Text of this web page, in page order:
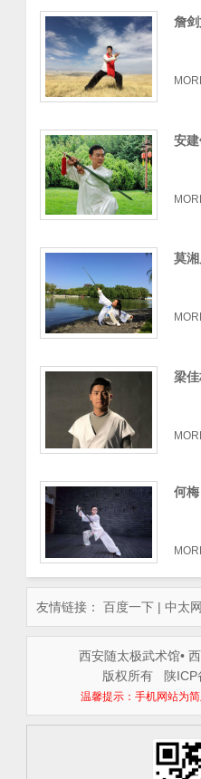
詹
安
莫
梁
何梅
友情链接： 百度一下 | 中太网
西安随太极武术馆•
版权所有
陕
温馨提示：手机网站为